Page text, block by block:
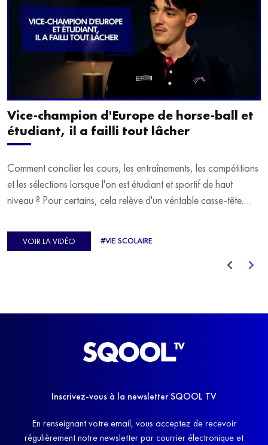
Vice-champion d'Europe de horse-ball et
étudiant, il a failli tout lâcher
Comment concilier les cours, les entraînements, les compétitions
et les sélections lorsque l'on est étudiant et sportif de haut
niveau ? Pour certains, cela relève d'un véritable casse-tête.
d'Europe de Horse-ball, qui a failli abandonner ses études
avant de trouver un nouvel équilibre.
VOIR LA VIDÉO #VIE SCOLAIRE
Inscrivez-vous à la newsletter SQOOL TV
En renseignant votre email, vous acceptez de recevoir
régulièrement notre newsletter par courrier électronique et